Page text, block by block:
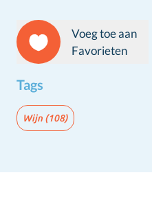
Voeg toe aan
Favorieten
Tags
Wijn (108)